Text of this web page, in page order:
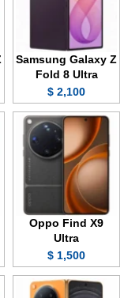
Samsung Galaxy Z
Fold 8 Ultra
2,100 $
Oppo Find X9
Ultra
1,500 $